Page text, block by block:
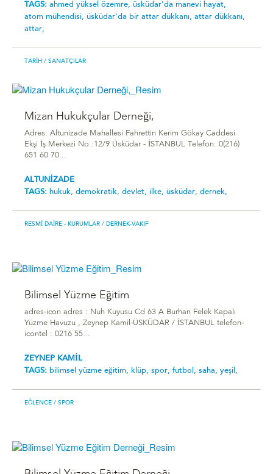
TAGS: ahmed yüksel özemre, üsküdar'da manevi hayat,
atom mühendisi, üsküdar'da bir attar dükkanı, attar dükkanı,
attar,
TARIH / SANATÇILAR
Mizan Hukukçular Derneği,
Adres: Altunizade Mahallesi Fahrettin Kerim Gökay Caddesi
Ekşi İş Merkezi No.:12/9 Üsküdar - İSTANBUL Telefon: 0(216)
651 60 70...
ALTUNİZADE
TAGS: hukuk, demokratik, devlet, ilke, üsküdar, dernek,
RESMI DAIRE - KURUMLAR / DERNEK-VAKIF
Bilimsel Yüzme Eğitim
adres-icon adres : Nuh Kuyusu Cd 63 A Burhan Felek Kapalı
Yüzme Havuzu , Zeynep Kamil-ÜSKÜDAR / İSTANBUL telefon-
icontel : 0216 55...
ZEYNEP KAMİL
TAGS: bilimsel yüzme eğitim, klüp, spor, futbol, saha, yeşil,
EĞLENCE / SPOR